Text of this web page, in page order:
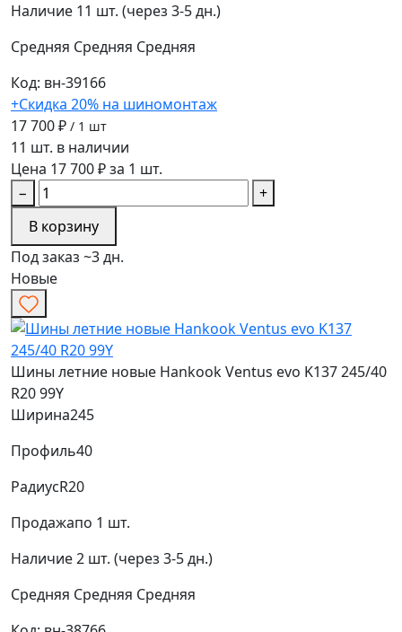
Наличие 11 шт. (через 3-5 дн.)
Средняя Средняя Средняя
Код: вн-39166
+Скидка 20% на шиномонтаж
17 700 ₽ / 1 шт
11 шт. в наличии
Цена 17 700 ₽ за 1 шт.
−
+
В корзину
Под заказ ~3 дн.
Новые
Шины летние новые Hankook Ventus evo K137 245/40
R20 99Y
Ширина245
Профиль40
РадиусR20
Продажапо 1 шт.
Наличие2 шт. (через 3-5 дн.)
Средняя Средняя Средняя